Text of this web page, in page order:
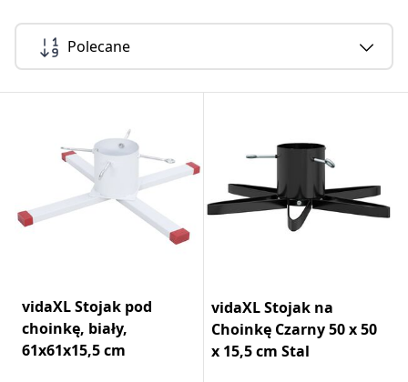
Polecane
vidaXL Stojak pod
choinkę, biały,
61x61x15,5 cm
vidaXL Stojak na
Choinkę Czarny 50 x 50
x 15,5 cm Stal